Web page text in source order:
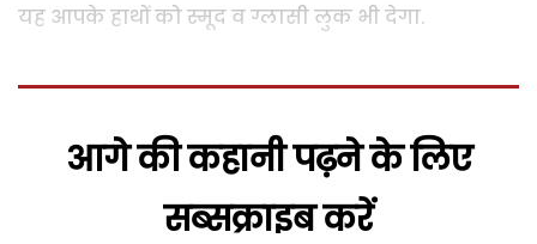
यह आपके हाथों को स्मूद व ग्लासी लुक भी देगा.
आगे की कहानी पढ़ने के लिए
सब्सक्राइब करें